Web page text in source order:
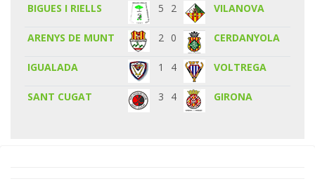
BIGUES I RIELLS 5 2 VILANOVA
ARENYS DE MUNT 2 0 CERDANYOLA
IGUALADA 1 4 VOLTREGA
SANT CUGAT 3 4 GIRONA